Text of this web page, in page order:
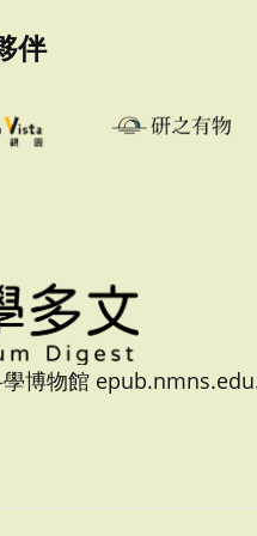
伴
學博物館